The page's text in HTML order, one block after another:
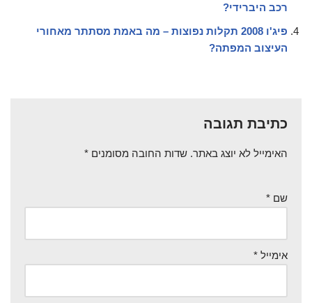
רכב היברידי?
פיג'ו 2008 תקלות נפוצות – מה באמת מסתתר מאחורי
העיצוב המפתה?
כתיבת תגובה
האימייל לא יוצג באתר. שדות החובה מסומנים *
שם *
אימייל *